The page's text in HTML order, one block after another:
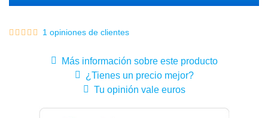
1 opiniones de clientes
Más información sobre este producto
¿Tienes un precio mejor?
Tu opinión vale euros